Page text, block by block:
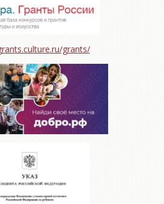
grants/